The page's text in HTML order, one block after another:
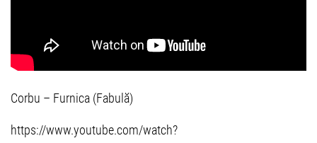
Corbu – Furnica (Fabulă)
https://www.youtube.com/watch?